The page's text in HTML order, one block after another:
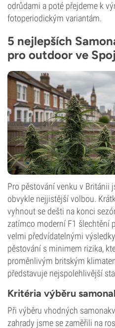
odrůdami a poté přejdeme k
fotoperiodickým variantám.
5 nejlepších
pro outdoor ve
Pro pěstování venku v Británii
obvykle nejjistější volbou.
vyhnout se dešti na konci
zatímco moderní F1 šlechtění
velmi předvídatelnými
pěstování s minimem rizika,
proměnlivým britským
představuje nejspolehlivější
Kritéria výběru
Při výběru vhodných
zahrady jsme se zaměřili na